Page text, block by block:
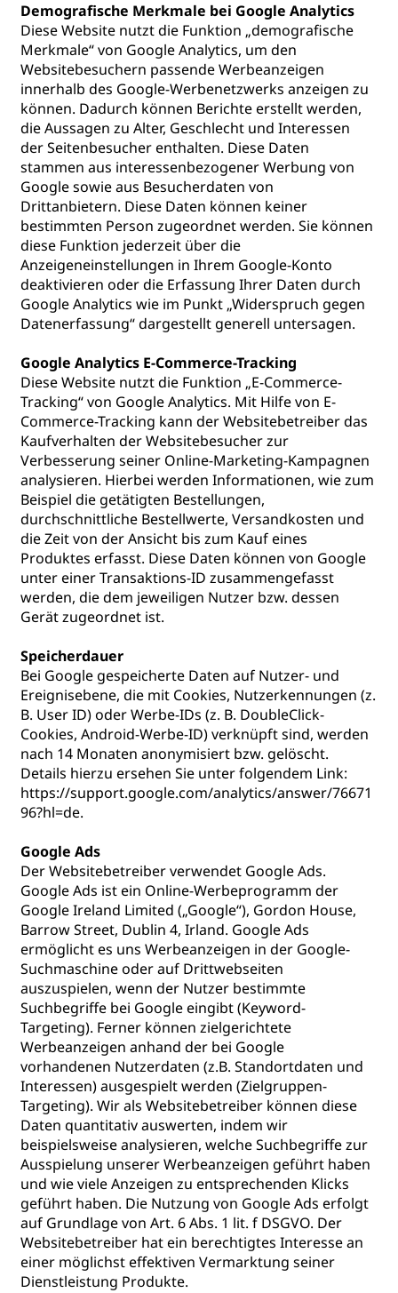
Demografische Merkmale bei Google Analytics
Diese Website nutzt die Funktion „demografische
Merkmale“ von Google Analytics, um den
Websitebesuchern passende Werbeanzeigen
innerhalb des Google-Werbenetzwerks anzeigen zu
können. Dadurch können Berichte erstellt werden,
die Aussagen zu Alter, Geschlecht und Interessen
der Seitenbesucher enthalten. Diese Daten
stammen aus interessenbezogener Werbung von
Google sowie aus Besucherdaten von
Drittanbietern. Diese Daten können keiner
bestimmten Person zugeordnet werden. Sie können
diese Funktion jederzeit über die
Anzeigeneinstellungen in Ihrem Google-Konto
deaktivieren oder die Erfassung Ihrer Daten durch
Google Analytics wie im Punkt „Widerspruch gegen
Datenerfassung“ dargestellt generell untersagen.
Google Analytics E-Commerce-Tracking
Diese Website nutzt die Funktion „E-Commerce-
Tracking“ von Google Analytics. Mit Hilfe von E-
Commerce-Tracking kann der Websitebetreiber das
Kaufverhalten der Websitebesucher zur
Verbesserung seiner Online-Marketing-Kampagnen
analysieren. Hierbei werden Informationen, wie zum
Beispiel die getätigten Bestellungen,
durchschnittliche Bestellwerte, Versandkosten und
die Zeit von der Ansicht bis zum Kauf eines
Produktes erfasst. Diese Daten können von Google
unter einer Transaktions-ID zusammengefasst
werden, die dem jeweiligen Nutzer bzw. dessen
Gerät zugeordnet ist.
Speicherdauer
Bei Google gespeicherte Daten auf Nutzer- und
Ereignisebene, die mit Cookies, Nutzerkennungen (z.
B. User ID) oder Werbe-IDs (z. B. DoubleClick-
Cookies, Android-Werbe-ID) verknüpft sind, werden
nach 14 Monaten anonymisiert bzw. gelöscht.
Details hierzu ersehen Sie unter folgendem Link:
https://support.google.com/analytics/answer/76671
96?hl=de.
Google Ads
Der Websitebetreiber verwendet Google Ads.
Google Ads ist ein Online-Werbeprogramm der
Google Ireland Limited („Google“), Gordon House,
Barrow Street, Dublin 4, Irland. Google Ads
ermöglicht es uns Werbeanzeigen in der Google-
Suchmaschine oder auf Drittwebseiten
auszuspielen, wenn der Nutzer bestimmte
Suchbegriffe bei Google eingibt (Keyword-
Targeting). Ferner können zielgerichtete
Werbeanzeigen anhand der bei Google
vorhandenen Nutzerdaten (z.B. Standortdaten und
Interessen) ausgespielt werden (Zielgruppen-
Targeting). Wir als Websitebetreiber können diese
Daten quantitativ auswerten, indem wir
beispielsweise analysieren, welche Suchbegriffe zur
Ausspielung unserer Werbeanzeigen geführt haben
und wie viele Anzeigen zu entsprechenden Klicks
geführt haben. Die Nutzung von Google Ads erfolgt
auf Grundlage von Art. 6 Abs. 1 lit. f DSGVO. Der
Websitebetreiber hat ein berechtigtes Interesse an
einer möglichst effektiven Vermarktung seiner
Dienstleistung Produkte.